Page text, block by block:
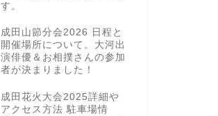
す。
成田山節分会2026 日程と
開催場所について。大河出
演俳優＆お相撲さんの参加
者が決まりました！
成田花火大会2025詳細や
アクセス方法 駐車場情